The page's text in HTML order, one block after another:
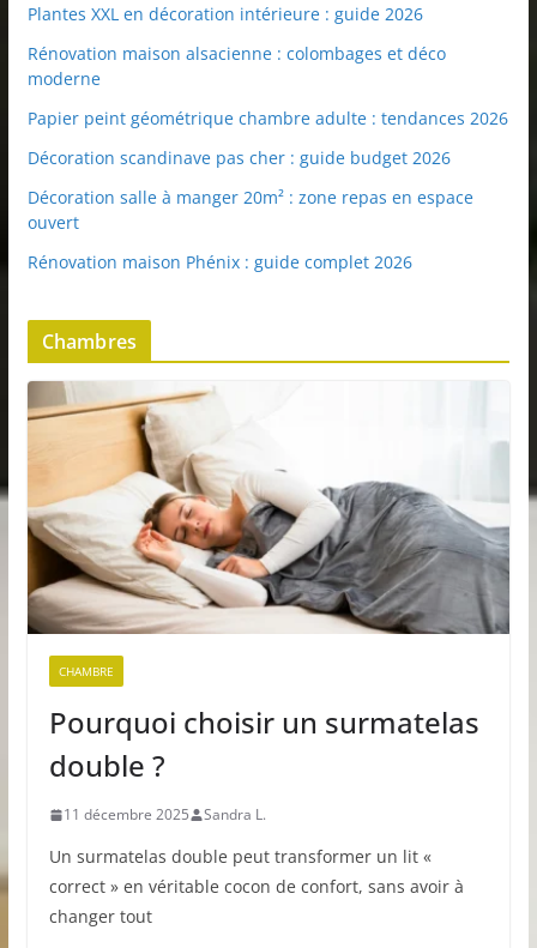
Plantes XXL en décoration intérieure : guide 2026
Rénovation maison alsacienne : colombages et déco
moderne
Papier peint géométrique chambre adulte : tendances 2026
Décoration scandinave pas cher : guide budget 2026
Décoration salle à manger 20m² : zone repas en espace
ouvert
Rénovation maison Phénix : guide complet 2026
Chambres
CHAMBRE
Pourquoi choisir un surmatelas
double ?
11 décembre 2025 Sandra L.
Un surmatelas double peut transformer un lit «
correct » en véritable cocon de confort, sans avoir à
changer tout